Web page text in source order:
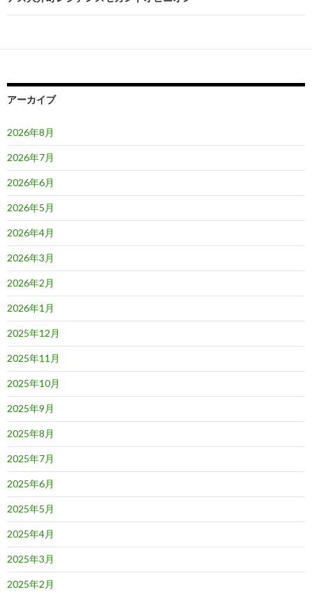
ゲ
ー
ョ
アーカイブ
2026年8月
2026年7月
2026年6月
2026年5月
2026年4月
2026年3月
2026年2月
2026年1月
2025年12月
2025年11月
2025年10月
2025年9月
2025年8月
2025年7月
2025年6月
2025年5月
2025年4月
2025年3月
2025年2月